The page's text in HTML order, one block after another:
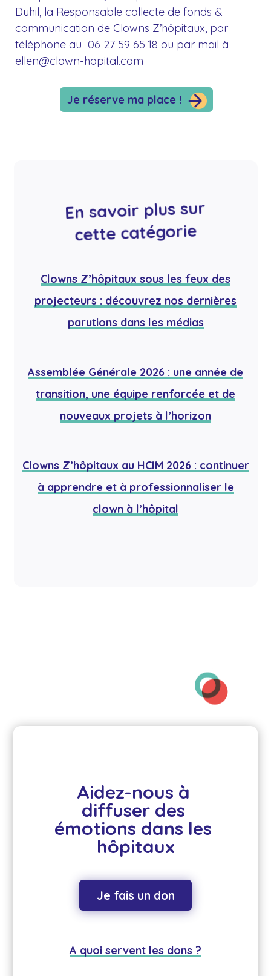
Duhil, la Responsable collecte de fonds &
communication de Clowns Z’hôpitaux, par
téléphone au 06 27 59 65 18 ou par mail à
ellen@clown-hopital.com
Je réserve ma place !
En savoir plus sur
cette catégorie
Clowns Z’hôpitaux sous les feux des
projecteurs : découvrez nos dernières
parutions dans les médias
Assemblée Générale 2026 : une année de
transition, une équipe renforcée et de
nouveaux projets à l’horizon
Clowns Z’hôpitaux au HCIM 2026 : continuer
à apprendre et à professionnaliser le
clown à l’hôpital
Aidez-nous à
diffuser des
émotions dans les
hôpitaux
Je fais un don
A quoi servent les dons ?